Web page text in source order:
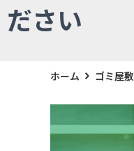
ださい
ホーム ゴミ屋敷